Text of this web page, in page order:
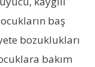
baş
bozuklukları
bakım